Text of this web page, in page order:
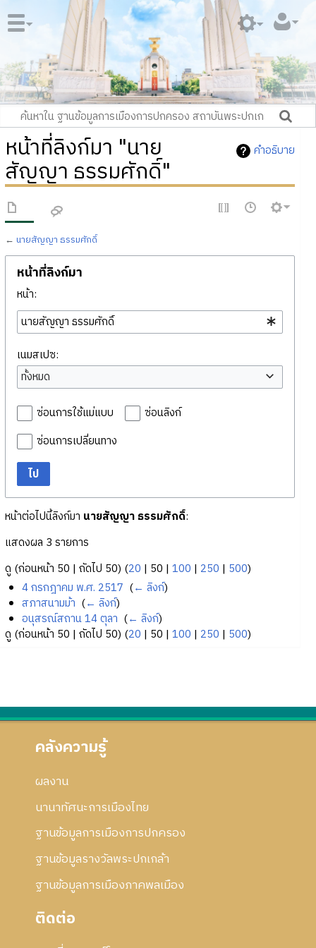
คำอธิบาย
หน้าที่ลิงก์มา "นาย
สัญญา ธรรมศักดิ์"
← นายสัญญา ธรรมศักดิ์
หน้าที่ลิงก์มา
หน้า:
เนมสเปซ:
ทั้งหมด
ซ่อนการใช้แม่แบบ
ซ่อนลิงก์
ซ่อนการเปลี่ยนทาง
ไป
หน้าต่อไปนี้ลิงก์มา นายสัญญา ธรรมศักดิ์:
แสดงผล 3 รายการ
ดู (ก่อนหน้า 50 | ถัดไป 50) (20 | 50 | 100 | 250 | 500)
4 กรกฎาคม พ.ศ. 2517 (← ลิงก์)
สภาสนามม้า (← ลิงก์)
อนุสรณ์สถาน 14 ตุลา (← ลิงก์)
ดู (ก่อนหน้า 50 | ถัดไป 50) (20 | 50 | 100 | 250 | 500)
คลังความรู้
ผลงาน
นานาทัศนะการเมืองไทย
ฐานข้อมูลการเมืองการปกครอง
ฐานข้อมูลรางวัลพระปกเกล้า
ฐานข้อมูลการเมืองภาคพลเมือง
ติดต่อ